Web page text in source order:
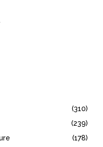
(310)
(239)
(178)